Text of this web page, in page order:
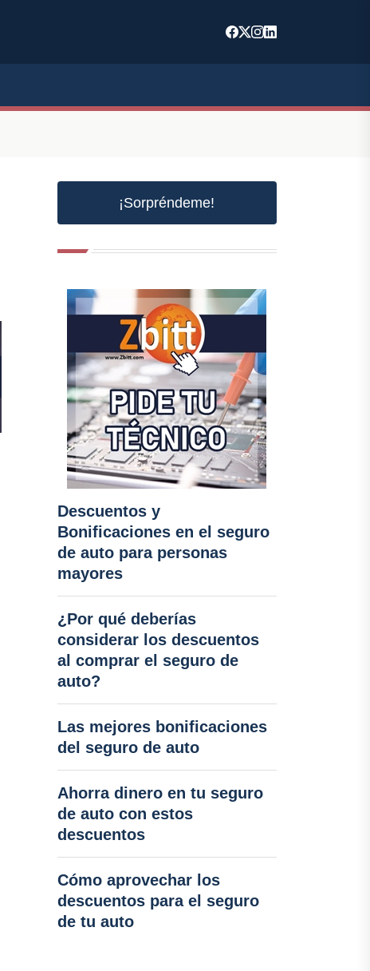
¡Sorpréndeme!
Descuentos y
Bonificaciones en el seguro
de auto para personas
mayores
¿Por qué deberías
considerar los descuentos
al comprar el seguro de
auto?
Las mejores bonificaciones
del seguro de auto
Ahorra dinero en tu seguro
de auto con estos
descuentos
Cómo aprovechar los
descuentos para el seguro
de tu auto